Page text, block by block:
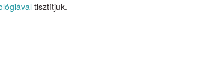
tisztítjuk.